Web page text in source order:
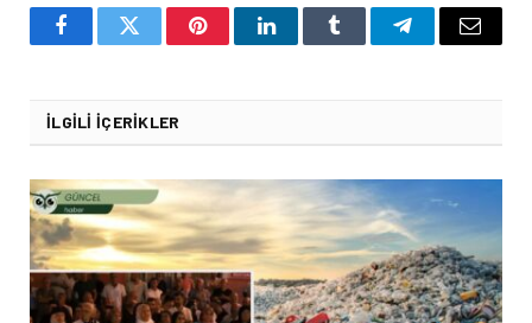
FacebookTwitter PinterestLinkedInTumblr TelegramEmail
İLGILI İÇERIKLER